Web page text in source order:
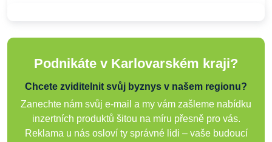
Podnikáte v Karlovarském kraji?
Chcete zviditelnit svůj byznys v našem regionu?
Zanechte nám svůj e-mail a my vám zašleme nabídku
inzertních produktů šitou na míru přesně pro vás.
Reklama u nás osloví ty správné lidi – vaše budoucí